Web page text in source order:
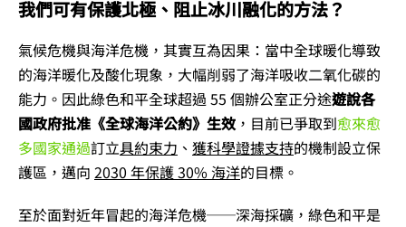
我們可有保護北極、阻止冰川融化的方法？
氣候危機與海洋危機，其實互為因果：當中全球暖化導致
的海洋暖化及酸化現象，大幅削弱了海洋吸收二氧化碳的
能力。因此綠色和平全球超過 55 個辦公室正分途遊說各
國政府批准《全球海洋公約》生效，目前已爭取到愈來愈
多國家通過訂立具約束力 、 獲科學證據支持的機制設立保
護區，邁向 2030 年保護 30% 海洋的目標。
至於面對近年冒起的海洋危機──深海採礦，綠色和平是